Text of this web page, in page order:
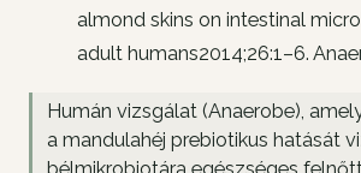
almond skins on intestinal
adult humans2014;26:1–6.
Humán vizsgálat (Anaerobe),
a mandulahéj prebiotikus hatását